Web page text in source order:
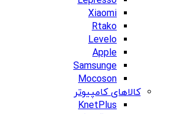
Xiaomi
Rtako
Levelo
Apple
Samsunge
Mocoson
کالاهای کامپیوتر
KnetPlus